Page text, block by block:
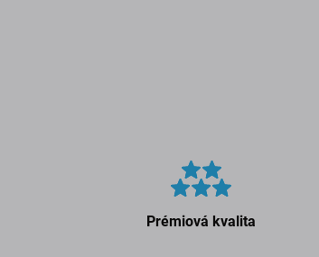
Prémiová kvalita